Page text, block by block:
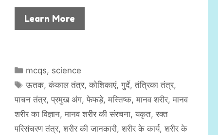
Learn More
C
a
e
g
o
mcqs, science
T
a
s
ऊतक,कंकाल तंत्र,कोशिकाएं,गुर्दे,तंत्रिका तंत्र,
पाचन तंत्र, प्रमुख अंग, फेफड़े, मस्तिष्क, मानव शरीर, मानव
शरीर का विज्ञान, मानव शरीर की संरचना, यकृत, रक्त
परिसंचरण तंत्र, शरीर की जानकारी, शरीर के कार्य, शरीर के